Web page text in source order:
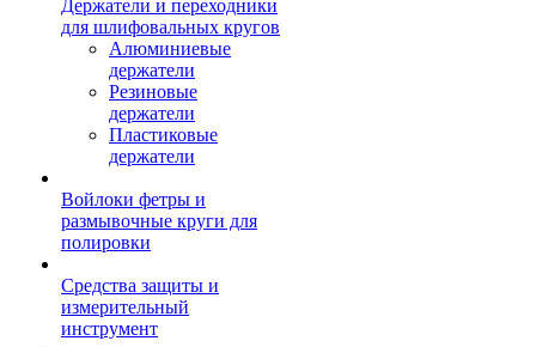
Держатели и переходники
для шлифовальных кругов
Алюминиевые
держатели
Резиновые
держатели
Пластиковые
держатели
Войлоки фетры и
размывочные круги для
полировки
Средства защиты и
измерительный
инструмент